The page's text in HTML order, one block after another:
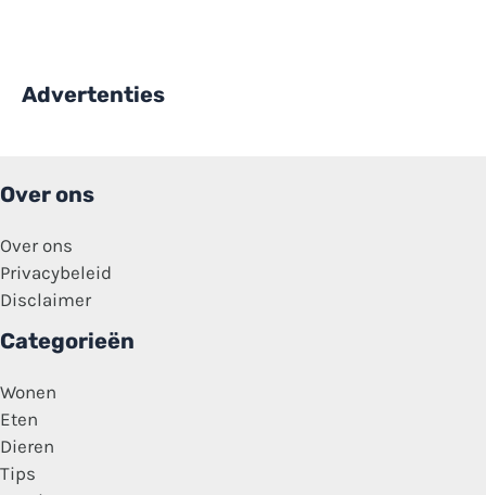
Advertenties
Over ons
Over ons
Privacybeleid
Disclaimer
Categorieën
Wonen
Eten
Dieren
Tips